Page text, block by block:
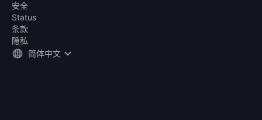
安全
Status
条款
隐私
简体中文